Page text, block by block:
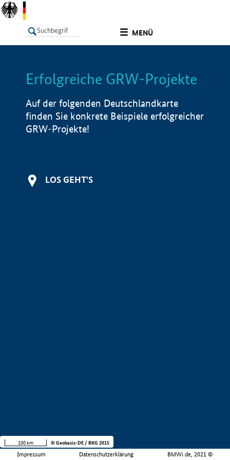
MENÜ
LISTE Info
Erfolgreiche GRW-Projekte
Auf der folgenden Deutschlandkarte
finden Sie konkrete Beispiele erfolgreicher
GRW-Projekte!
LOS GEHT'S
Impressum Datenschutzerklärung BMWi.de, 2021 ©
100 km © Geobasis-DE / BKG 2015